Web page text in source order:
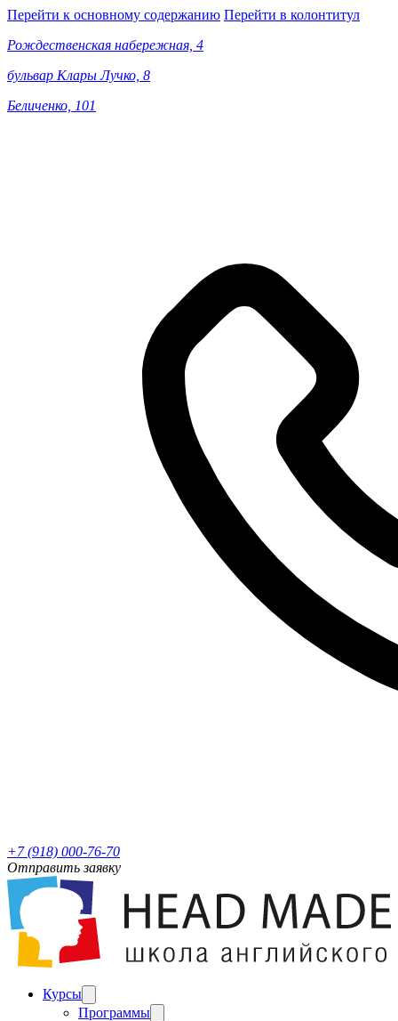
Перейти к основному содержанию Перейти в колонтитул
Рождественская набережная, 4
бульвар Клары Лучко, 8
Беличенко, 101
+7 (918) 000-76-70
Отправить заявку
Курсы
Программы